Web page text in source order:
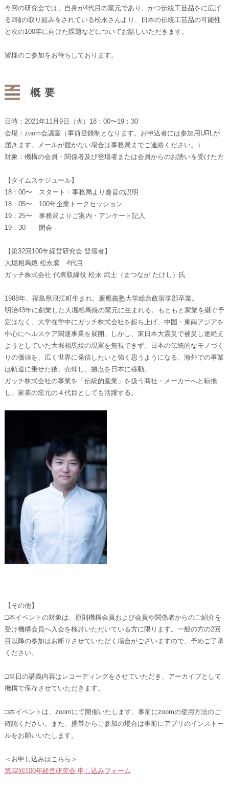
今回の研究会では、自身が4代目の窯元であり、かつ伝統工芸品をに広げ
る2軸の取り組みをされている松永さんより、日本の伝統工芸品の可能性
と次の100年に向けた課題などについてお話しいただきます。
皆様のご参加をお待ちしております。
概要
日時：2021年11月9日（火）18：00〜19：30
会場：zoom会議室（事前登録制となります。お申込者には参加用URLが
届きます。メールが届かない場合は事務局までご連絡ください。）
対象：機構の会員・関係者及び登壇者または会員からのお誘いを受けた方
【タイムスケジュール】
18：00〜 スタート・事務局より趣旨の説明
18：05〜 100年企業トークセッション
19：25〜 事務局よりご案内・アンケート記入
19：30 閉会
【第32回100年経営研究会 登壇者】
大堀相馬焼 松永窯 4代目
ガッチ株式会社 代表取締役 松永 武士（まつなが たけし）氏
1988年、福島県浪江町生まれ。慶應義塾大学総合政策学部卒業。
明治43年に創業した大堀相馬焼の窯元に生まれる。もともと家業を継ぐ予
定はなく、大学在学中にガッチ株式会社を起ち上げ、中国・東南アジアを
中心にヘルスケア関連事業を展開。しかし、東日本大震災で被災し途絶え
ようとしていた大堀相馬焼の現実を無視できず、日本の伝統的なモノづく
りの価値を、広く世界に発信したいと強く思うようになる。海外での事業
は軌道に乗せた後、売却し、拠点を日本に移動。
ガッチ株式会社の事業を「伝統的産業」を扱う商社・メーカーへと転換
し、家業の窯元の４代目としても活躍する。
【その他】
□本イベントの対象は、原則機構会員および会員や関係者からのご紹介を
受け機構会員へ入会を検討いただいている方に限ります。一般の方の2回
目以降の参加はお断りさせていただく場合がございますので、予めご了承
ください。
□当日の講義内容はレコーディングをさせていただき、アーカイブとして
機構で保存させていただきます。
□本イベントは、zoomにて開催いたします。事前にzoomの使用方法のご
確認ください。また、携帯からご参加の場合は事前にアプリのインストー
ルをお願いいたします。
＜お申し込みはこちら＞
第32回100年経営研究会 申し込みフォーム